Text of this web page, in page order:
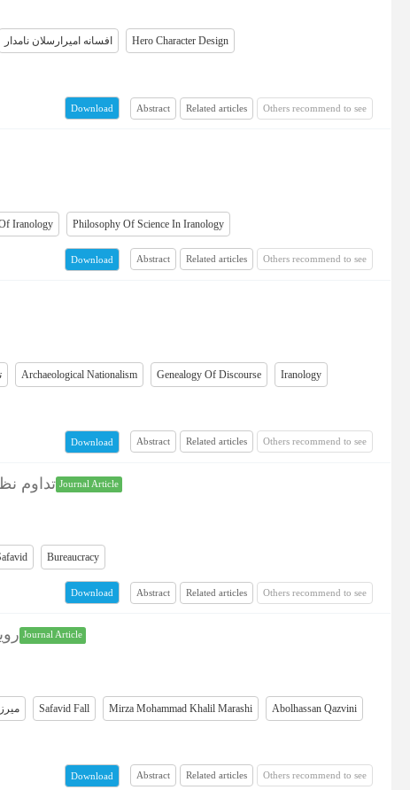
افسانه امیرارسلان نامدار Hero Character Design
Download Abstract Related articles Others recommend to see
Iranology Philosophy Of Science In Iranology
Download Abstract Related articles Others recommend to see
Archaeological Nationalism Genealogy Of Discourse Iranology
Download Abstract Related articles Others recommend to see
تداوم Journal Article
Bureaucracy
Download Abstract Related articles Others recommend to see
Journal Article
Safavid Fall Mirza Mohammad Khalil Marashi Abolhassan Qazvini
Download Abstract Related articles Others recommend to see